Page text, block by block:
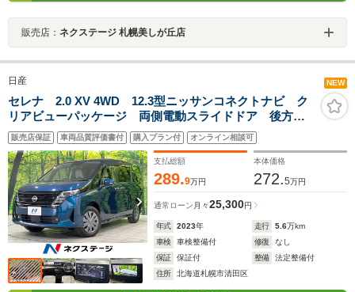
販売店： ネクステージ 札幌美しが丘店
日産 NEW
セレナ 2.0 XV 4WD 12.3型ニッサンコネクトナビ ク
リアビューパッケージ 両側電動スライドドア 後方車
輌検知 全周囲カメラ プロパイロット 衝突被害軽減
システム レーダークルーズ 禁煙車 LEDヘッド
ETC2.0
販売店保証 車両品質評価書付 購入プラン付 オンライン相談可
支払総額
289.9万円
本体価格
272.5万円
通常ローン 月々25,300円
年式 2023年 走行 5.6万km
車検
車検整備付 修復
なし
保証
保証付 整備
法定整備付
住所
北海道札幌市清田区